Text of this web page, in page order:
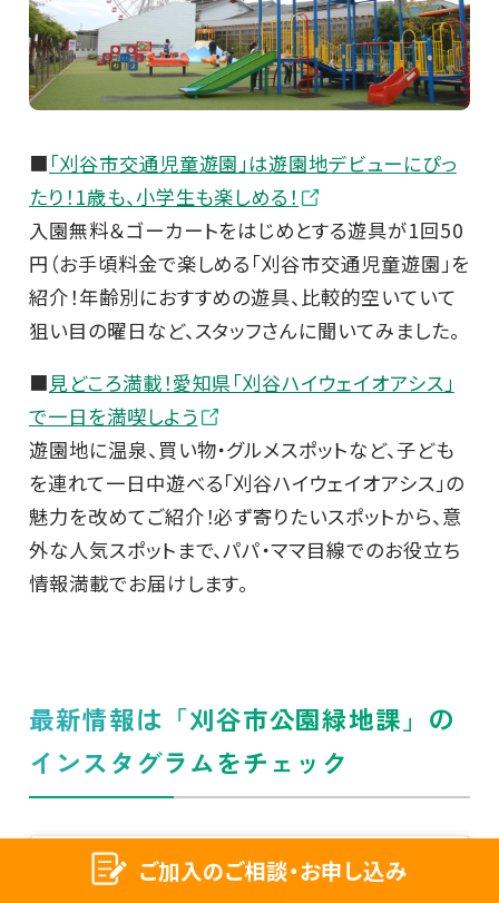
■ 「刈谷市交通児童遊園」は遊園地デビューにぴっ
たり！1歳も、小学生も楽しめる！
入園無料＆ゴーカートをはじめとする遊具が1回50
円（お手頃料金で楽しめる「刈谷市交通児童遊園」を
紹介！年齢別におすすめの遊具、比較的空いていて
狙い目の曜日など、スタッフさんに聞いてみました。
■見どころ満載！愛知県「刈谷ハイウェイオアシス」
で一日を満喫しよう
遊園地に温泉、買い物・グルメスポットなど、子ども
を連れて一日中遊べる「刈谷ハイウェイオアシス」の
魅力を改めてご紹介！必ず寄りたいスポットから、意
外な人気スポットまで、パパ・ママ目線でのお役立ち
情報満載でお届けします。
最新情報は「刈谷市公園緑地課」の
インスタグラムをチェック
ご加入のご相談・お申し込み